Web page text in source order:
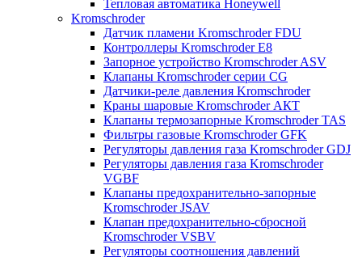
Тепловая автоматика Honeywell
Kromschroder
Датчик пламени Kromschroder FDU
Контроллеры Kromschroder E8
Запорное устройство Kromschroder ASV
Клапаны Kromschroder серии CG
Датчики-реле давления Kromschroder
Краны шаровые Kromschroder АКТ
Клапаны термозапорные Kromschroder TAS
Фильтры газовые Kromschroder GFK
Регуляторы давления газа Kromschroder GDJ
Регуляторы давления газа Kromschroder
VGBF
Клапаны предохранительно-запорные
Kromschroder JSAV
Клапан предохранительно-сбросной
Kromschroder VSBV
Регуляторы соотношения давлений